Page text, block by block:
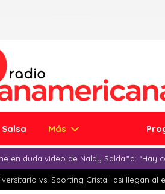
Salsa Más
en duda video de Naldy Saldaña: “Hay
vs. Sporting Cristal: así llegan al